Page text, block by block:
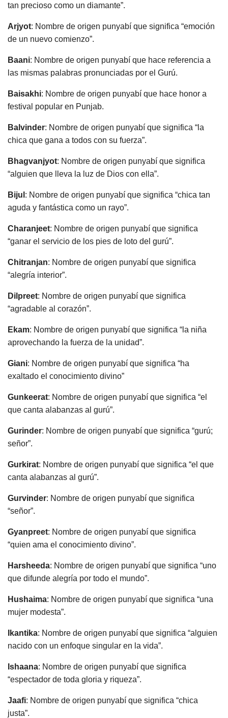
tan precioso como un diamante”.
Arjyot: Nombre de origen punyabí que significa “emoción
de un nuevo comienzo”.
Baani: Nombre de origen punyabí que hace referencia a
las mismas palabras pronunciadas por el Gurú.
Baisakhi: Nombre de origen punyabí que hace honor a
festival popular en Punjab.
Balvinder: Nombre de origen punyabí que significa “la
chica que gana a todos con su fuerza”.
Bhagvanjyot: Nombre de origen punyabí que significa
“alguien que lleva la luz de Dios con ella”.
Bijul : Nombre de origen punyabí que significa “chica tan
aguda y fantástica como un rayo”.
Charanjeet: Nombre de origen punyabí que significa
“ganar el servicio de los pies de loto del gurú”.
Chitranjan: Nombre de origen punyabí que significa
“alegría interior”.
Dilpreet: Nombre de origen punyabí que significa
“agradable al corazón”.
Ekam: Nombre de origen punyabí que significa “la niña
aprovechando la fuerza de la unidad”.
Giani: Nombre de origen punyabí que significa “ha
exaltado el conocimiento divino”
Gunkeerat: Nombre de origen punyabí que significa “el
que canta alabanzas al gurú”.
Gurinder: Nombre de origen punyabí que significa “gurú;
señor”.
Gurkirat: Nombre de origen punyabí que significa “el que
canta alabanzas al gurú”.
Gurvinder: Nombre de origen punyabí que significa
“señor”.
Gyanpreet: Nombre de origen punyabí que significa
“quien ama el conocimiento divino”.
Harsheeda: Nombre de origen punyabí que significa “uno
que difunde alegría por todo el mundo”.
Hushaima: Nombre de origen punyabí que significa “una
mujer modesta”.
Ikantika: Nombre de origen punyabí que significa “alguien
nacido con un enfoque singular en la vida”.
Ishaana: Nombre de origen punyabí que significa
“espectador de toda gloria y riqueza”.
Jaafi: Nombre de origen punyabí que significa “chica
justa”.